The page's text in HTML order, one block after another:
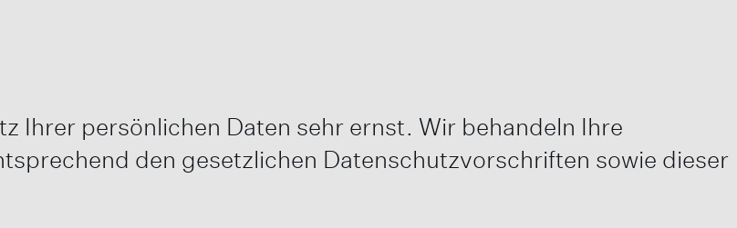
Ihrer persönlichen Daten sehr ernst. Wir behandeln Ihre
den gesetzlichen Datenschutzvorschriften sowie dieser